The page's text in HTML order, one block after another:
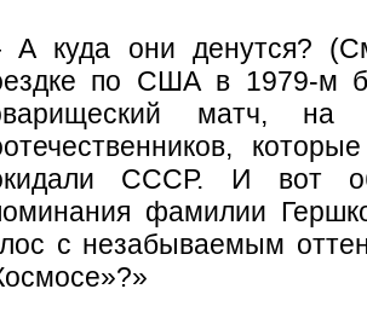
куда они денутся?
по США в 1979-м
матч,
СССР. И вот
фамилии
с незабываемым